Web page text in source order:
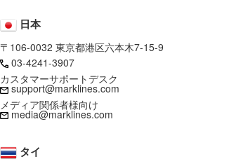
日本
〒106-0032 東京都港区六本木7-15-9
03-4241-3907
カスタマーサポートデスク
support@marklines.com
メディア関係者様向け
media@marklines.com
タイ